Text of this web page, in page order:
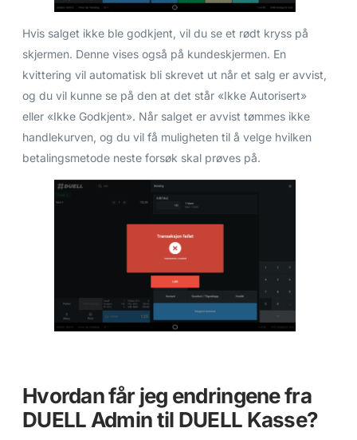
Hvis salget ikke ble godkjent, vil du se et rødt kryss på
skjermen. Denne vises også på kundeskjermen. En
kvittering vil automatisk bli skrevet ut når et salg er avvist,
og du vil kunne se på den at det står «Ikke Autorisert»
eller «Ikke Godkjent». Når salget er avvist tømmes ikke
handlekurven, og du vil få muligheten til å velge hvilken
betalingsmetode neste forsøk skal prøves på.
Hvordan får jeg endringene fra
DUELL Admin til DUELL Kasse?